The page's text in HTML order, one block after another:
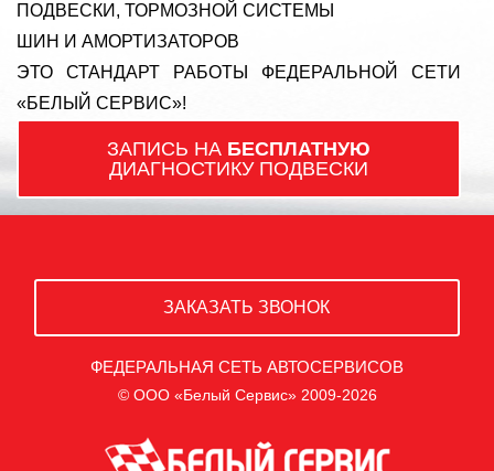
ПОДВЕСКИ, ТОРМОЗНОЙ СИСТЕМЫ
ШИН И АМОРТИЗАТОРОВ
ЭТО СТАНДАРТ РАБОТЫ ФЕДЕРАЛЬНОЙ СЕТИ
«БЕЛЫЙ СЕРВИС»!
ЗАПИСЬ НА БЕСПЛАТНУЮ
ДИАГНОСТИКУ ПОДВЕСКИ
ЗАКАЗАТЬ ЗВОНОК
ФЕДЕРАЛЬНАЯ СЕТЬ АВТОСЕРВИСОВ
© ООО «Белый Сервис» 2009-2026